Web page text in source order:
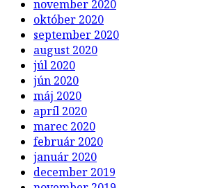
november 2020
október 2020
september 2020
august 2020
júl 2020
jún 2020
máj 2020
apríl 2020
marec 2020
február 2020
január 2020
december 2019